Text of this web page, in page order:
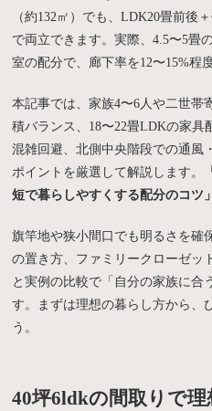
（約132㎡）でも、LDK20畳前後
で両立できます。実際、4.5〜5畳
室の配分で、廊下率を12〜15%程
本記事では、家族4〜6人や二世帯
積バランス、18〜22畳LDKの家
混雑回避、北側中央階段での通風
ポイントを厳選して解説します。
短で暮らしやすくする配分のコツ
旗竿地や狭小間口でも明るさを確
の置き方、ファミリークローゼッ
と実例の比較で「自分の家族に合
す。まずは理想の暮らし方から、
う。
40坪6ldkの間取りで理